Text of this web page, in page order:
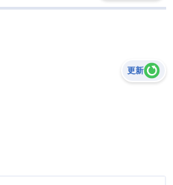
更新